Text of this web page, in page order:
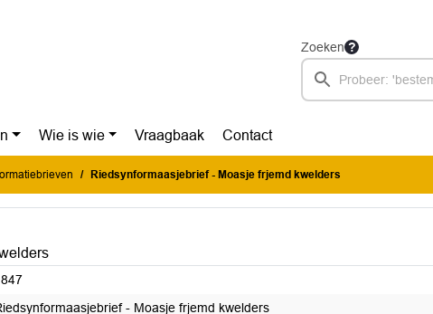
Zoeken
Wie is wie Vraagbaak Contact
Riedsynformaasjebrief - Moasje frjemd kwelders
- Moasje frjemd kwelders